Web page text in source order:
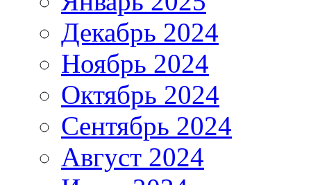
Декабрь 2024
Ноябрь 2024
Октябрь 2024
Сентябрь 2024
Август 2024